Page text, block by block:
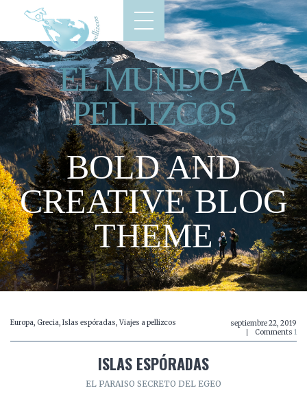
EL MUNDO A
PELLIZCOS
BOLD AND
CREATIVE BLOG
THEME
Europa Grecia Islas espóradas Viajes a pellizcos
septiembre 22, 2019
Comments 1
ISLAS ESPÓRADAS
EL PARAISO SECRETO DEL EGEO